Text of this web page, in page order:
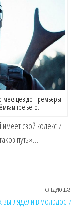
месяцев до премьеры
третьего.
свой кодекс и
путь»…
СЛЕДУЮЩАЯ
выглядели в молодости